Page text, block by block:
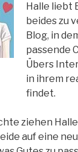
Halle liebt
beides zu
Blog, in
passende
Übers
in ihrem
findet.
ziehen
auf eine